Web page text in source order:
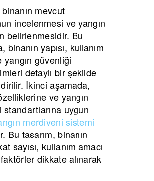
binanın mevcut
incelenmesi ve yangın
belirlenmesidir. Bu
binanın yapısı, kullanım
yangın güvenliği
detaylı bir şekilde
İkinci aşamada,
ve yangın
standartlarına uygun
merdiveni sistemi
Bu tasarım, binanın
sayısı, kullanım amacı
dikkate alınarak